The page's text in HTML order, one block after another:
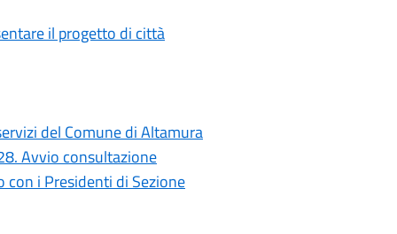
il progetto di città
del Comune di Altamura
Avvio consultazione
i Presidenti di Sezione